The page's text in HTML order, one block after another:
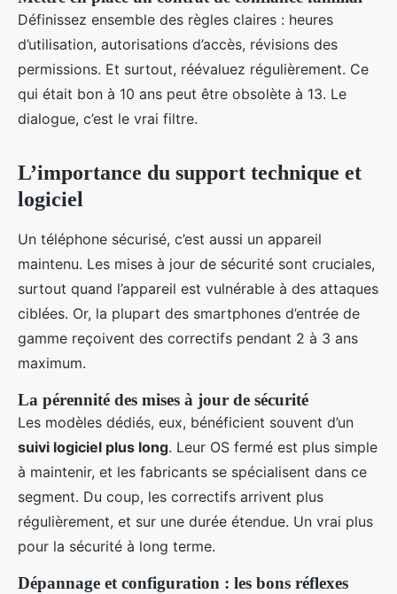
Définissez ensemble des règles claires : heures
d’utilisation, autorisations d’accès, révisions des
permissions. Et surtout, réévaluez régulièrement. Ce
qui était bon à 10 ans peut être obsolète à 13. Le
dialogue, c’est le vrai filtre.
L’importance du support technique et
logiciel
Un téléphone sécurisé, c’est aussi un appareil
maintenu. Les mises à jour de sécurité sont cruciales,
surtout quand l’appareil est vulnérable à des attaques
ciblées. Or, la plupart des smartphones d’entrée de
gamme reçoivent des correctifs pendant 2 à 3 ans
maximum.
La pérennité des mises à jour de sécurité
Les modèles dédiés, eux, bénéficient souvent d’un
suivi logiciel plus long. Leur OS fermé est plus simple
à maintenir, et les fabricants se spécialisent dans ce
segment. Du coup, les correctifs arrivent plus
régulièrement, et sur une durée étendue. Un vrai plus
pour la sécurité à long terme.
Dépannage et configuration : les bons réflexes